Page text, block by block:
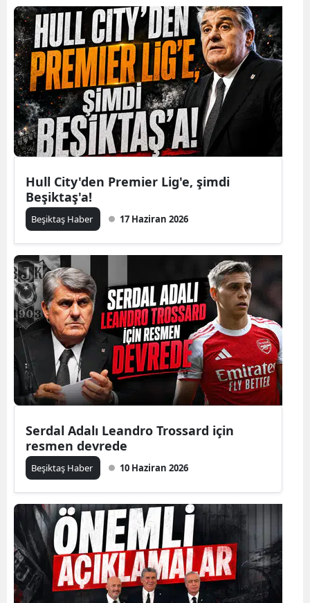
Hull City'den Premier Lig'e, şimdi
Beşiktaş'a!
Beşiktaş Haber 17 Haziran 2026
Serdal Adalı Leandro Trossard için
resmen devrede
Beşiktaş Haber 10 Haziran 2026